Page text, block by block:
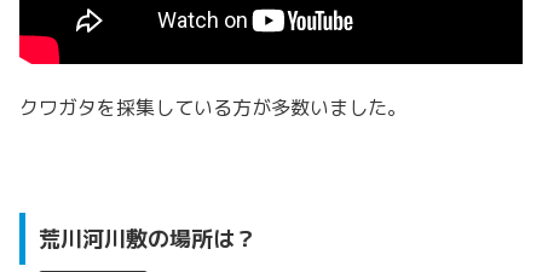
クワガタを採集している方が多数いました。
荒川河川敷の場所は？